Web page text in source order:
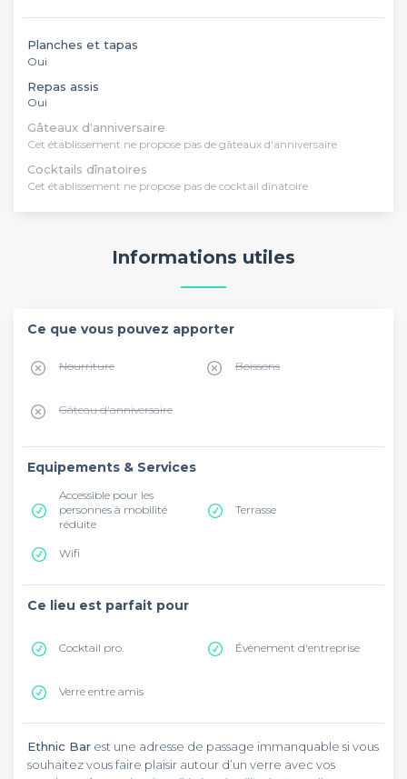
Planches et tapas
Oui
Repas assis
Oui
Gâteaux d'anniversaire
Cet établissement ne propose pas de gâteaux d'anniversaire
Cocktails dînatoires
Cet établissement ne propose pas de cocktail dînatoire
Informations utiles
Ce que vous pouvez apporter
Nourriture Boissons
Gâteau d'anniversaire
Equipements & Services
Accessible pour les
personnes à mobilité
réduite
Terrasse
Wifi
Ce lieu est parfait pour
Cocktail pro. Évènement d'entreprise
Verre entre amis
Ethnic Bar est une adresse de passage immanquable si vous
souhaitez vous faire plaisir autour d’un verre avec vos